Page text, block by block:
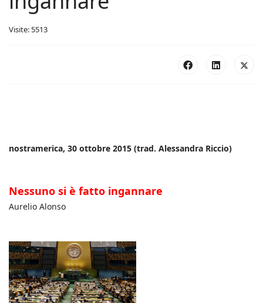
Visite: 5513
nostramerica, 30 ottobre 2015 (trad. Alessandra Riccio)
Nessuno si è fatto ingannare
Aurelio Alonso